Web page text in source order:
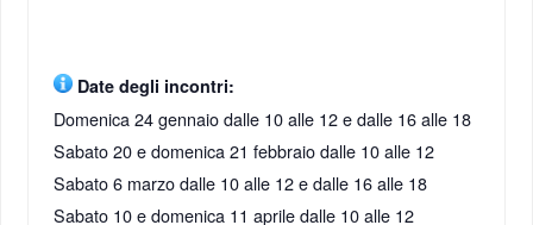
Date degli incontri:
Domenica 24 gennaio dalle 10 alle 12 e dalle 16 alle 18
Sabato 20 e domenica 21 febbraio dalle 10 alle 12
Sabato 6 marzo dalle 10 alle 12 e dalle 16 alle 18
Sabato 10 e domenica 11 aprile dalle 10 alle 12